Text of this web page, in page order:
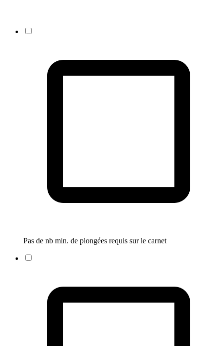
Pas de nb min. de plongées requis sur le carnet